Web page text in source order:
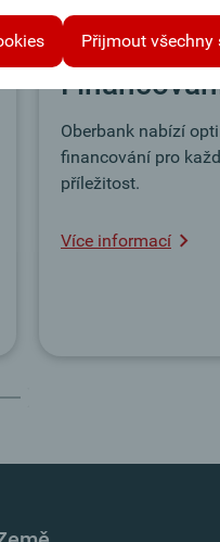
Oberbank nabízí
financování pro
příležitost.
Více informací
Přijmout všechny